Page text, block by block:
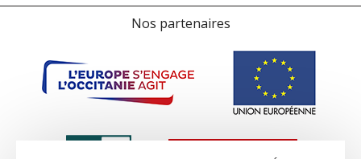
Nos partenaires